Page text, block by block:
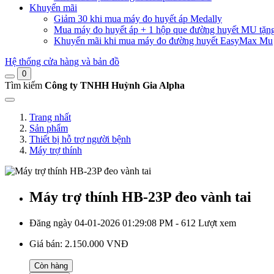
Khuyến mãi
Giảm 30 khi mua máy đo huyết áp Medally
Mua máy đo huyết áp + 1 hộp que đường huyết MU
Khuyến mãi khi mua máy đo đường huyết EasyMax Mu
Hệ thống cửa hàng và bản đồ
0
Tìm kiếm Công ty TNHH Huỳnh Gia Alpha
Trang nhất
Sản phẩm
Thiết bị hỗ trợ người bệnh
Máy trợ thính
Máy trợ thính HB-23P đeo vành tai
Đăng ngày 04-01-2026 01:29:08 PM - 612 Lượt xem
Giá bán: 2.150.000 VNĐ
Còn hàng